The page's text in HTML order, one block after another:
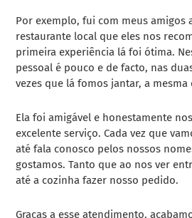
Por exemplo, fui com meus amigos
restaurante local que eles nos
primeira experiência lá foi ótima.
pessoal é pouco e de facto, nas
vezes que lá fomos jantar, a
Ela foi amigável e honestamente
excelente serviço. Cada vez que
até fala conosco pelos nossos
gostamos. Tanto que ao nos ver
até a cozinha fazer nosso pedido.
Graças a esse atendimento,